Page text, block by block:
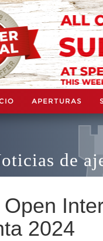
APERTURAS
de
2024